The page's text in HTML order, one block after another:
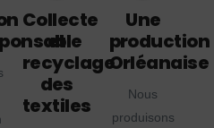
Collecte
et
recyclage
des
textiles
Une
production
Orléanaise
Nous
produisons